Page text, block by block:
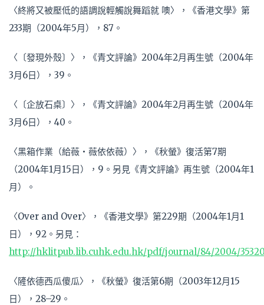
〈終將又被壓低的語調說輕觸說舞蹈就 噢〉，《香港文學》第
233期（2004年5月），87。
〈〔發現外殼〕〉，《青文評論》2004年2月再生號（2004年
3月6日），39。
〈〔企放石桌〕〉，《青文評論》2004年2月再生號（2004年
3月6日），40。
〈黑箱作業（給薇‧薇依依薇）〉，《秋螢》復活第7期
（2004年1月15日），9。另見《青文評論》再生號（2004年1
月）。
〈Over and Over〉，《香港文學》第229期（2004年1月1
日），92。另見：
http://hklitpub.lib.cuhk.edu.hk/pdf/journal/84/2004/
〈隡依德西瓜傻瓜〉，《秋螢》復活第6期（2003年12月15
日），28–29。